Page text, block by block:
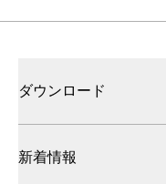
ダウンロード
新着情報